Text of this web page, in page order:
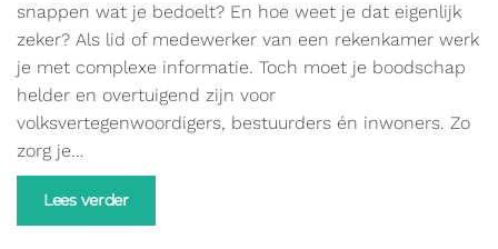
snappen wat je bedoelt? En hoe weet je dat eigenlijk
zeker? Als lid of medewerker van een rekenkamer werk
je met complexe informatie. Toch moet je boodschap
helder en overtuigend zijn voor
volksvertegenwoordigers, bestuurders én inwoners. Zo
zorg je…
Lees verder